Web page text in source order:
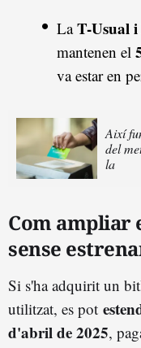
LaT-Usual
mantenen el
va estar en
Així
del
la
Com
sense
Si s'ha adquirit un
utilitzat, es pot
d'abril de 2025,